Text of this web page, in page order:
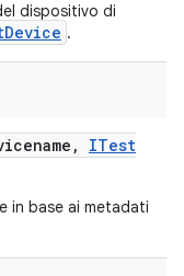
dispositivo di
.
,
ITest
in base ai metadati